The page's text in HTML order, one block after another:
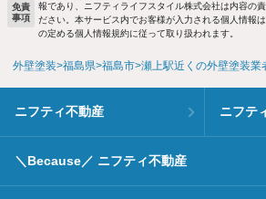
免責
事項
報であり、ニフティライフスタイル株式会社は内容の
ださい。本サービス内でお客様が入力される個人情報
の定める個人情報規約に従って取り扱われます。
外壁塗装 福島県 福島市 瀬上駅近くの外壁塗装業
ニフティ不動産 ニフテ
＼Because／ ニフティ不動産